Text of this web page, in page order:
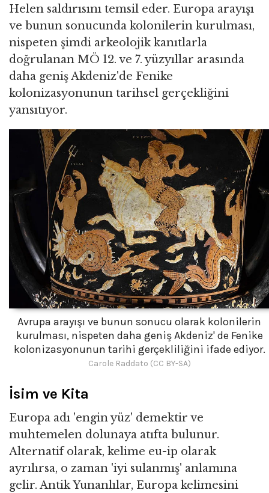
Helen saldırısını temsil eder. Europa arayışı
ve bunun sonucunda kolonilerin kurulması,
nispeten şimdi arkeolojik kanıtlarla
doğrulanan MÖ 12. ve 7. yüzyıllar arasında
daha geniş Akdeniz'de Fenike
kolonizasyonunun tarihsel gerçekliğini
yansıtıyor.
Avrupa arayışı ve bunun sonucu olarak kolonilerin
kurulması, nispeten daha geniş Akdeniz' de Fenike
kolonizasyonunun tarihi gerçekliliğini ifade ediyor.
Carole Raddato (CC BY-SA)
İsim ve Kita
Europa adı 'engin yüz' demektir ve
muhtemelen dolunaya atıfta bulunur.
Alternatif olarak, kelime eu-ip olarak
ayrılırsa, o zaman 'iyi sulanmış' anlamına
gelir. Antik Yunanlılar, Europa kelimesini